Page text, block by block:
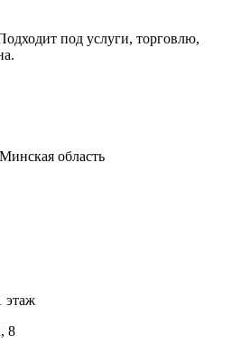
под услуги, торговлю,
область
этаж
8